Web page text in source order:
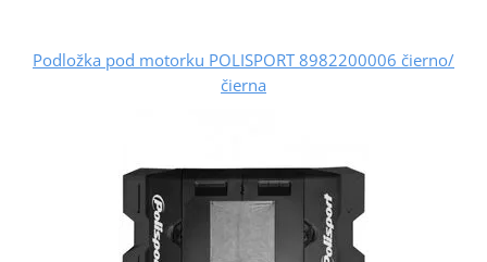
Podložka pod motorku POLISPORT 8982200006 čierno/
čierna